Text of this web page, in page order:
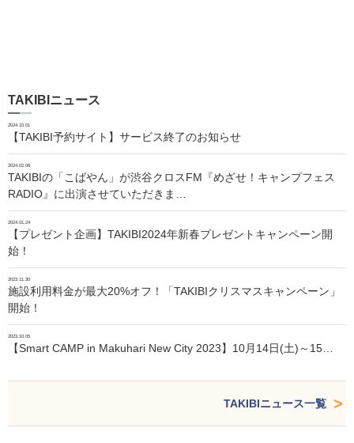
TAKIBIニュース
2024.10.01
【TAKIBI予約サイト】サービス終了のお知らせ
2024.02.06
TAKIBIの「こばやん」が渋谷クロスFM『めざせ！キャンプフェス
RADIO』に出演させていただきま…
2024.01.24
【プレゼント企画】TAKIBI2024年新春プレゼントキャンペーン開
始！
2023.11.30
施設利用料金が最大20%オフ！「TAKIBIクリスマスキャンペーン」
開始！
2023.10.05
【Smart CAMP in Makuhari New City 2023】10月14日(土)～15…
TAKIBIニュース一覧